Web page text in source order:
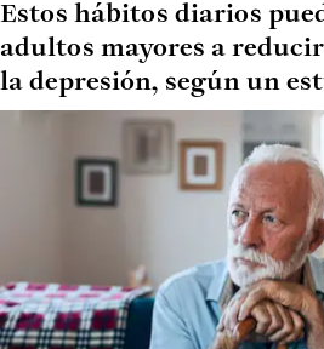
Estos hábitos diarios
adultos mayores a
la depresión, según un